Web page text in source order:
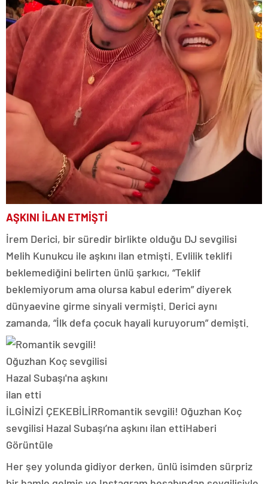
AŞKINI İLAN ETMİŞTİ
İrem Derici, bir süredir birlikte olduğu DJ sevgilisi
Melih Kunukcu ile aşkını ilan etmişti. Evlilik teklifi
beklemediğini belirten ünlü şarkıcı, “Teklif
beklemiyorum ama olursa kabul ederim” diyerek
dünyaevine girme sinyali vermişti. Derici aynı
zamanda, “İlk defa çocuk hayali kuruyorum” demişti.
İLGİNİZİ ÇEKEBİLİRRomantik sevgili! Oğuzhan Koç
sevgilisi Hazal Subaşı’na aşkını ilan ettiHaberi
Görüntüle
Her şey yolunda gidiyor derken, ünlü isimden sürpriz